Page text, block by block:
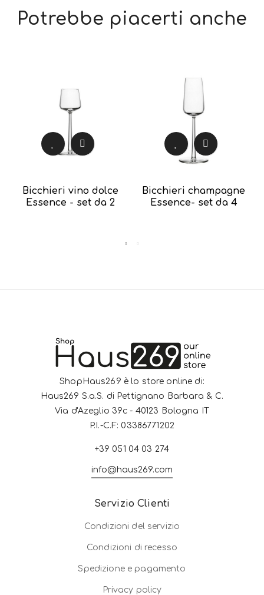
Potrebbe piacerti anche
Bicchieri vino dolce
Essence - set da 2
Bicchieri champagne
Essence- set da 4
ShopHaus269 è lo store online di:
Haus269 S.a.S. di Pettignano Barbara & C.
Via d'Azeglio 39c - 40123 Bologna IT
P.I.-C.F: 03386771202
+39 051 04 03 274
info@haus269.com
Servizio Clienti
Condizioni del servizio
Condizioni di recesso
Spedizione e pagamento
Privacy policy